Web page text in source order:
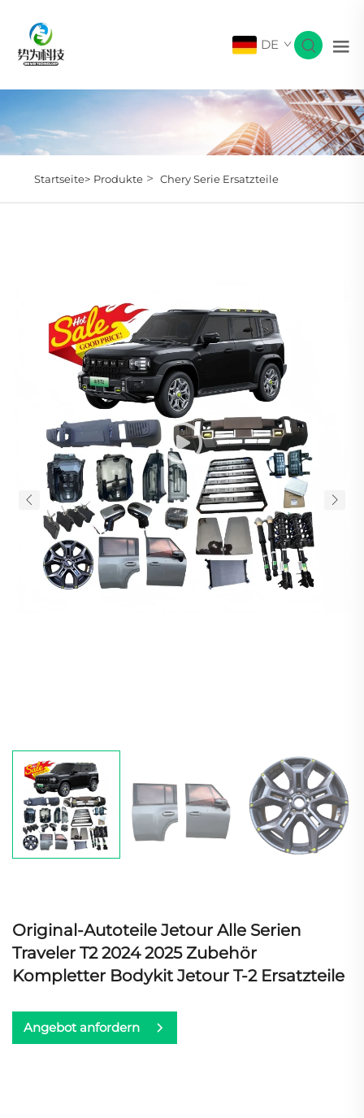
DE
Startseite> Produkte> Chery Serie Ersatzteile
Original-Autoteile Jetour Alle Serien
Traveler T2 2024 2025 Zubehör
Kompletter Bodykit Jetour T-2 Ersatzteile
Angebot anfordern